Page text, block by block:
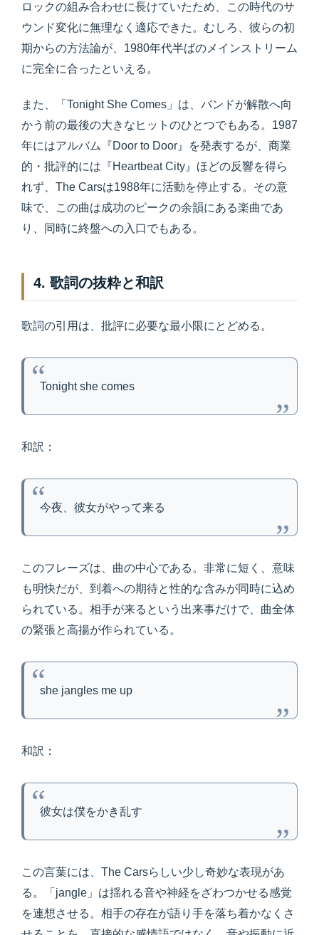
ロックの組み合わせに長けていたため、この時代のサ
ウンド変化に無理なく適応できた。むしろ、彼らの初
期からの方法論が、1980年代半ばのメインストリーム
に完全に合ったといえる。
また、「Tonight She Comes」は、バンドが解散へ向
かう前の最後の大きなヒットのひとつでもある。1987
年にはアルバム『Door to Door』を発表するが、商業
的・批評的には『Heartbeat City』ほどの反響を得ら
れず、The Carsは1988年に活動を停止する。その意
味で、この曲は成功のピークの余韻にある楽曲であ
り、同時に終盤への入口でもある。
4. 歌詞の抜粋と和訳
歌詞の引用は、批評に必要な最小限にとどめる。
Tonight she comes
和訳：
今夜、彼女がやって来る
このフレーズは、曲の中心である。非常に短く、意味
も明快だが、到着への期待と性的な含みが同時に込め
られている。相手が来るという出来事だけで、曲全体
の緊張と高揚が作られている。
she jangles me up
和訳：
彼女は僕をかき乱す
この言葉には、The Carsらしい少し奇妙な表現があ
る。「jangle」は揺れる音や神経をざわつかせる感覚
を連想させる。相手の存在が語り手を落ち着かなくさ